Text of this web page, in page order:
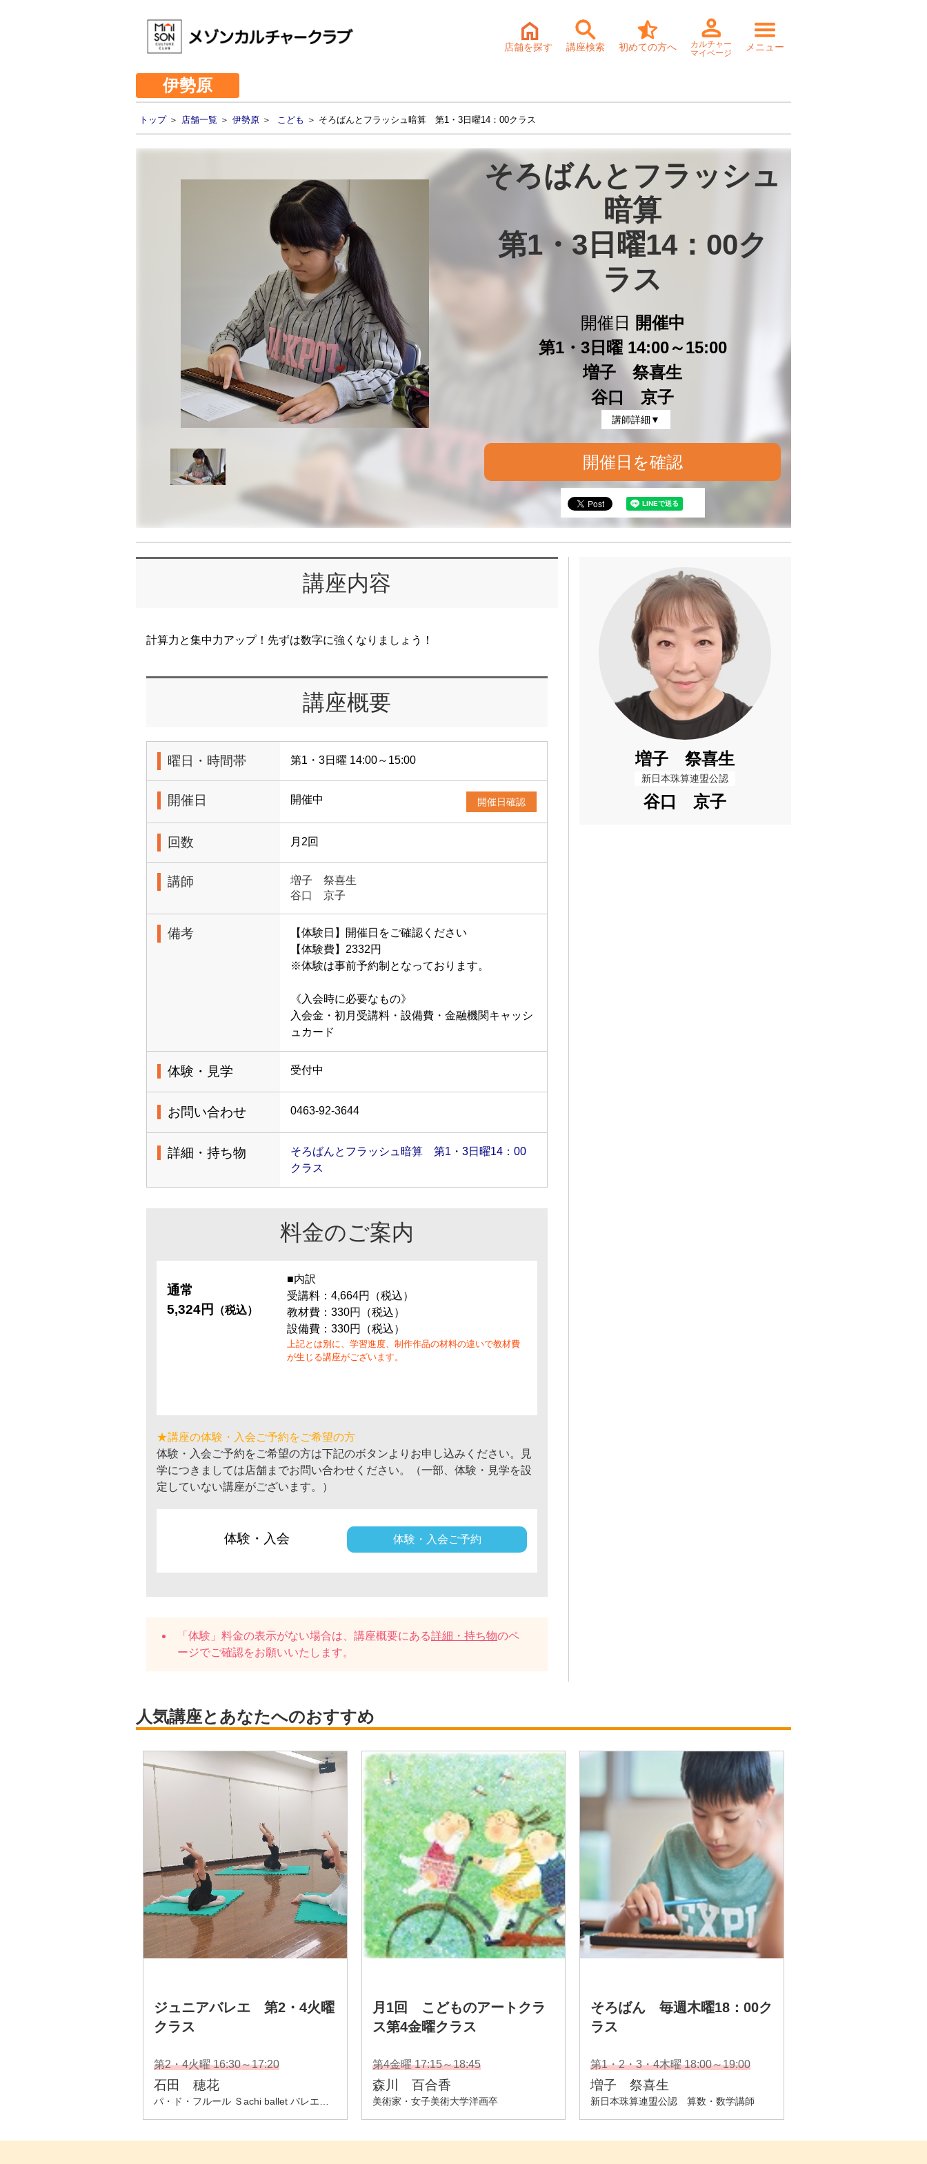
店舗を探す 講座検索 初めての方へ
カルチャー
マイページ
メニュー
伊勢原
トップ＞ 店舗一覧 ＞ 伊勢原 ＞ こども ＞ そろばんとフラッシュ暗算 第1・3日曜14：00クラス
そろばんとフラッシュ
暗算
第1・3日曜14：00ク
ラス
開催日
開催中
第1・3日曜 14:00～15:00
増子 祭喜生
谷口 京子
講師詳細▼
開催日を確認
講座内容
計算力と集中力アップ！先ずは数字に強くなりましょう！
講座概要
曜日・時間帯 第1・3日曜 14:00～15:00
開催日 開催中 開催日確認
回数 月2回
講師
増子 祭喜生
谷口 京子
備考
【体験日】開催日をご確認ください
【体験費】2332円
※体験は事前予約制となっております。
《入会時に必要なもの》
入会金・初月受講料・設備費・金融機関キャッシ
ュカード
体験・見学 受付中
お問い合わせ 0463-92-3644
詳細・持ち物
そろばんとフラッシュ暗算 第1・3日曜14：00
クラス
料金のご案内
通常
5,324円
（税込）
■内訳
受講料：4,664円（税込）
教材費：330円（税込）
設備費：330円（税込）
上記とは別に、学習進度、制作作品の材料の違いで教材費
が生じる講座がございます。
★講座の体験・入会ご予約をご希望の方
体験・入会ご予約をご希望の方は下記のボタンよりお申し込みください。見
学につきましては店舗までお問い合わせください。（一部、体験・見学を設
定していない講座がございます。）
体験・入会 体験・入会ご予約
「体験」料金の表示がない場合は、講座概要にある詳細・持ち物のペ
ージでご確認をお願いいたします。
増子 祭喜生
新日本珠算連盟公認
谷口 京子